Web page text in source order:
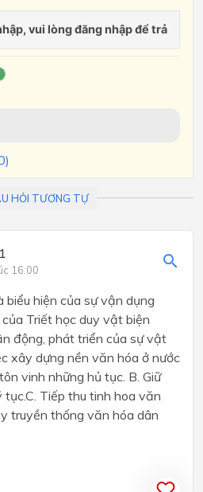
HỎI TƯƠNG TỰ
16:00
biểu hiện của sự vận dụng
Triết học duy vật biện
động, phát triển của sự vật
xây dựng nền văn hóa ở nước
vinh những hủ tục. B. Giữ
Tiếp thu tinh hoa văn
truyền thống văn hóa dân